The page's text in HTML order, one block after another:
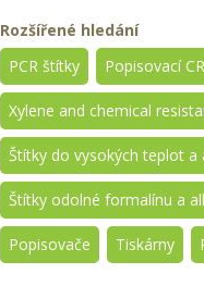
Rozšířené hledání
PCR štítky
Popisovací
Xylene and chemical
Štítky do vysokých teplot
Štítky odolné formalínu a
Popisovače Tiskárny